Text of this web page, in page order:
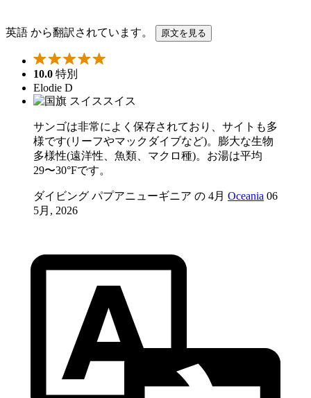
英語 から翻訳されています。 原文を見る
10.0 特別
Elodie D
スイス
サンゴは非常によく保存されており、サイトも多
様です(リーフやマックダイブなど)。膨大な生物
多様性(遠洋性、魚類、マクロ種)。お湯は平均
29〜30°Fです。
ダイビング パプアニューギニア の 4月 Oceania 06
5月, 2026